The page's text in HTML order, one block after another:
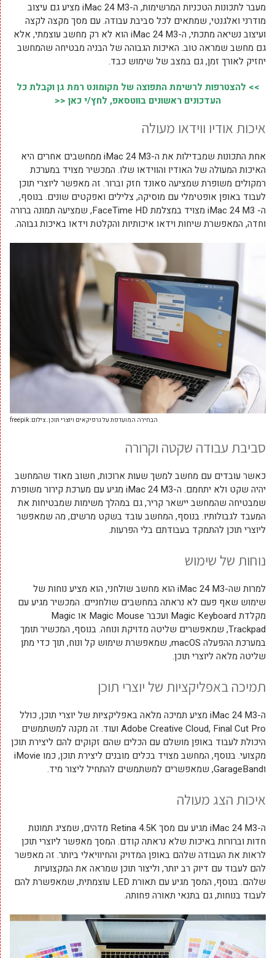
מעבר לתכונות הטכניות המרשימות, ה-iMac 24 M3 מציע גם עיצוב
מודרני ואלגנטי, שמתאים לכל סביבת עבודה. עם מסך מקצה לקצה
ועיצוב נשיאה מתכתי, ה-iMac 24 M3 הוא לא רק מחשב עוצמתי, אלא
גם מחשב שמראה טוב. האיכות הגבוהה של הבניה מבטיחה שהמחשב
יחזיק לאורך זמן, גם במצב של שימוש כבד.
>> להצטרפות לרשימת התפוצה של מקומונט רמת גן וקבלת כל
העדכונים ראשונים בווטסאפ, לחץ/י כאן <<
איכות אודיו ווידאו מעולה
אחת התכונות שמבדילות את ה-iMac 24 M3 ממחשבים אחרים היא
האיכות המעולה של האודיו והווידאו שלו. המכשיר מצויד במערכת
רמקולים משופרת שמציעה סאונד חזק וברור. זה מאפשר ליוצרי תוכן
לעבוד באופן אופטימלי עם מוסיקה, צלילים ואפקטים שונים. בנוסף,
ה- iMac 24 M3 מצויד במצלמת FaceTime HD, שמציעה תמונה ברורה
וחדה, המאפשרת שיחות וידאו איכותיות והקלטת וידאו באיכות גבוהה.
הבחירה המועדפת על גרפיקאים ויוצרי תוכן. צילום: freepik
סביבת עבודה שקטה וקרורה
כאשר עובדים עם מחשב למשך שעות ארוכות, חשוב מאוד שהמחשב
יהיה שקט ולא יתחמם. ה-iMac 24 M3 מגיע עם מערכת קירור משופרת
שמבטיחה שהמחשב יישאר קריר, גם במהלך משימות שמבטיחות את
המעבד לגבולותיו. בנוסף, המחשב עובד בשקט מרשים, מה שמאפשר
ליוצרי תוכן להתמקד בעבודתם בלי הפרעות.
נוחות של שימוש
למרות שה-iMac 24 M3 הוא מחשב שולחני, הוא מציע נוחות של
שימוש שאף פעם לא נראתה במחשבים שולחניים. המכשיר מגיע עם
מקלדת Magic Keyboard ועכבר Magic Mouse או Magic
Trackpad, שמאפשרים שליטה מדויקת ונוחה. בנוסף, המכשיר תומך
במערכת ההפעלה macOS, שמאפשרת שימוש קל ונוח, תוך כדי מתן
שליטה מלאה ליוצרי תוכן.
תמיכה באפליקציות של יוצרי תוכן
ה-iMac 24 M3 מציע תמיכה מלאה באפליקציות של יוצרי תוכן, כולל
Adobe Creative Cloud, Final Cut Pro ועוד. זה מקנה למשתמשים
היכולת לעבוד באופן מושלם עם הכלים שהם זקוקים להם ליצירת תוכן
מקצועי. בנוסף, המחשב מצויד בכלים מובנים ליצירת תוכן, כמו iMovie
וGarageBand, שמאפשרים למשתמשים להתחיל ליצור מיד.
איכות הצג מעולה
ה-iMac 24 M3 מגיע עם מסך Retina 4.5K מדהים, שמציג תמונות
חדות וברורות באיכות שלא נראתה קודם. המסך מאפשר ליוצרי תוכן
לראות את העבודה שלהם באופן המדויק והחיוויאלי ביותר. זה מאפשר
להם לעבוד עם דיוק רב יותר, וליצור תוכן שמראה את המקצועיות
שלהם. בנוסף, המסך מגיע עם תאורת LED עוצמתית, שמאפשרת להם
לעבוד בנוחות, גם בתנאי תאורה פחותה.